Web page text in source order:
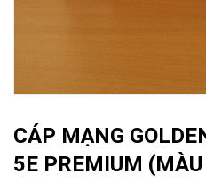
CÁP MẠNG
5E PREMIUM